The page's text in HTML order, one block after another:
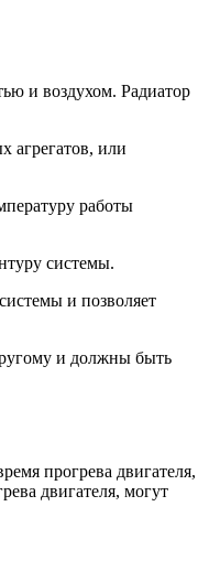
и воздухом. Радиатор
агрегатов, или
работы
системы.
и позволяет
и должны быть
прогрева двигателя,
двигателя, могут